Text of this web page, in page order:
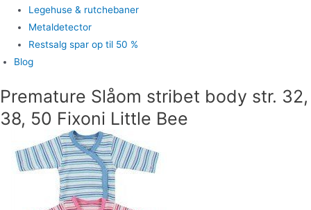
Legehuse & rutchebaner
Metaldetector
Restsalg spar op til 50 %
Blog
Premature Slåom stribet body str. 32,
38, 50 Fixoni Little Bee